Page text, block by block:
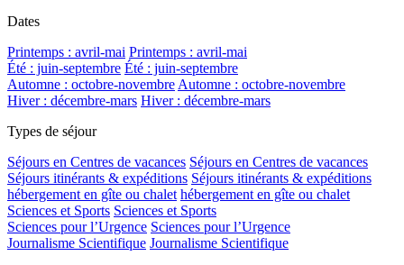
Dates
Printemps : avril-mai Printemps : avril-mai
Été : juin-septembre Été : juin-septembre
Automne : octobre-novembreAutomne : octobre-novembre
Hiver : décembre-mars Hiver : décembre-mars
Types de séjour
Séjours en Centres de vacances Séjours en Centres de vacances
Séjours itinérants & expéditions Séjours itinérants & expéditions
hébergement en gîte ou chalet hébergement en gîte ou chalet
Sciences et Sports Sciences et Sports
Sciences pour l’Urgence Sciences pour l’Urgence
Journalisme Scientifique Journalisme Scientifique